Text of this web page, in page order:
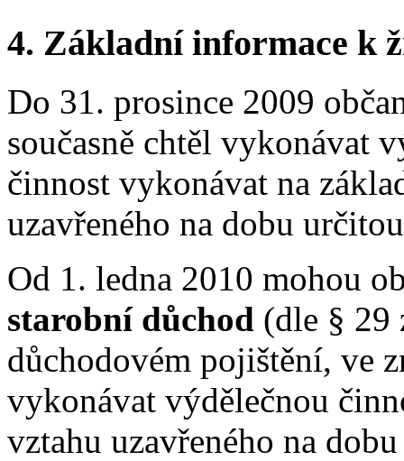
4. Základní informace k
Do 31. prosince 2009
současně chtěl vykonávat
činnost vykonávat na
uzavřeného na dobu
Od 1. ledna 2010 mohou
starobní důchod (dle § 29
důchodovém pojištění, ve
vykonávat výdělečnou
vztahu uzavřeného na